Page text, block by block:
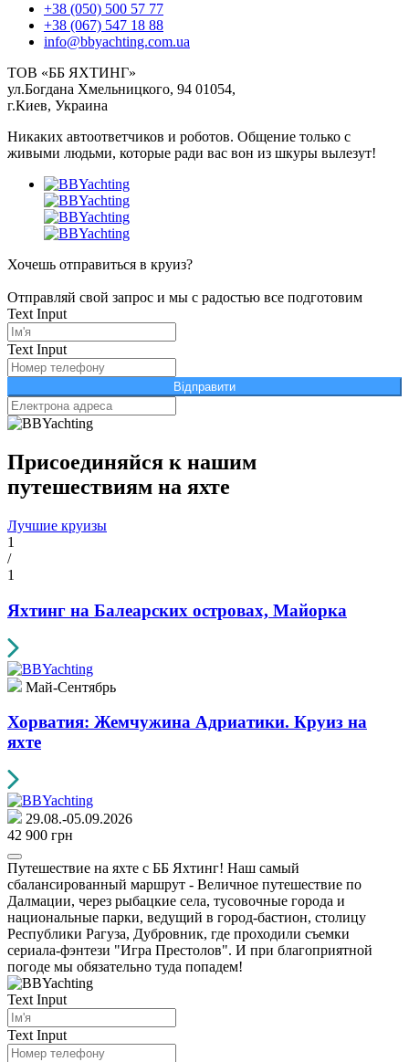
+38 (050) 500 57 77
+38 (067) 547 18 88
info@bbyachting.com.ua
ТОВ «ББ ЯХТИНГ»
ул.Богдана Хмельницкого, 94 01054,
г.Киев, Украина
Никаких автоответчиков и роботов. Общение только с
живыми людьми, которые ради вас вон из шкуры вылезут!
Хочешь отправиться в круиз?
Отправляй свой запрос и мы с радостью все подготовим
Text Input
Text Input
Відправити
Присоединяйся к нашим
путешествиям на яхте
Лучшие круизы
1
/
1
Яхтинг на Балеарских островах, Майорка
Май-Сентябрь
Хорватия: Жемчужина Адриатики. Круиз на
яхте
29.08.-05.09.2026
42 900 грн
Путешествие на яхте с ББ Яхтинг! Наш самый
сбалансированный маршрут - Величное путешествие по
Далмации, через рыбацкие села, тусовочные города и
национальные парки, ведущий в город-бастион, столицу
Республики Рагуза, Дубровник, где проходили съемки
сериала-фэнтези "Игра Престолов". И при благоприятной
погоде мы обязательно туда попадем!
Text Input
Text Input